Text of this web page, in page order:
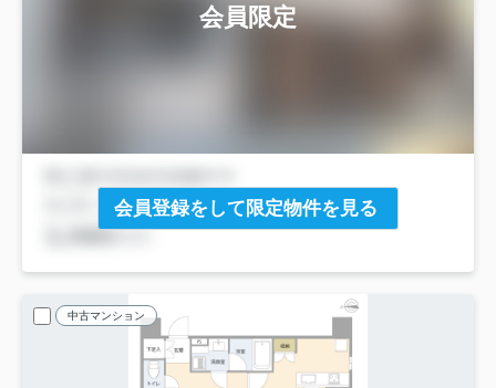
会員限定
会員登録をして限定物件を見る
中古マンション